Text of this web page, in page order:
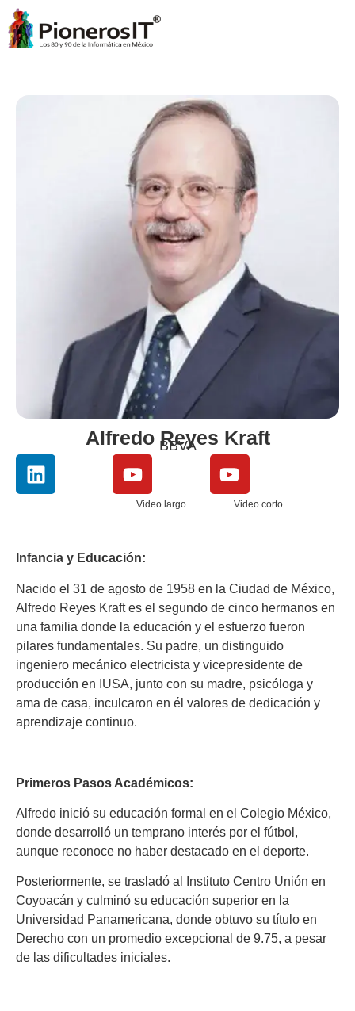
Alfredo Reyes Kraft
BBVA
Video largo Video corto
Infancia y Educación:
Nacido el 31 de agosto de 1958 en la Ciudad de México,
Alfredo Reyes Kraft es el segundo de cinco hermanos en
una familia donde la educación y el esfuerzo fueron
pilares fundamentales. Su padre, un distinguido
ingeniero mecánico electricista y vicepresidente de
producción en IUSA, junto con su madre, psicóloga y
ama de casa, inculcaron en él valores de dedicación y
aprendizaje continuo.
Primeros Pasos Académicos:
Alfredo inició su educación formal en el Colegio México,
donde desarrolló un temprano interés por el fútbol,
aunque reconoce no haber destacado en el deporte.
Posteriormente, se trasladó al Instituto Centro Unión en
Coyoacán y culminó su educación superior en la
Universidad Panamericana, donde obtuvo su título en
Derecho con un promedio excepcional de 9.75, a pesar
de las dificultades iniciales.